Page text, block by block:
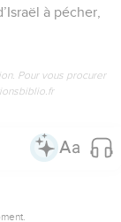
à pécher,
Pour vous procurer